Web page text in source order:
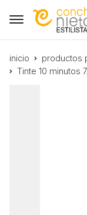
inicio
productos
Tinte 10 minutos